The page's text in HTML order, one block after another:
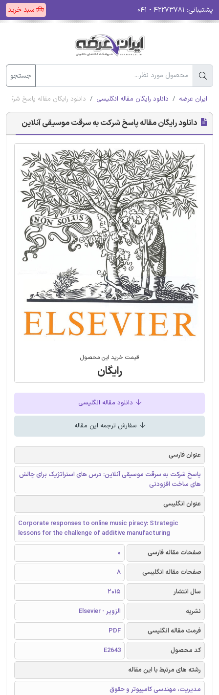
پشتیبانی: سبد خرید
جستجو
ایران عرضه دانلود رایگان مقاله انگلیسی دانلود رایگان مقاله پاسخ
دانلود رایگان مقاله پاسخ شرکت به سرقت موسیقی آنلاین
قیمت خرید این محصول
رایگان
دانلود مقاله انگلیسی
سفارش ترجمه این مقاله
عنوان فارسی
پاسخ شرکت به سرقت موسیقی آنلاین: درس های استراتژیک برای چالش
های ساخت افزودنی
عنوان انگلیسی
Corporate responses to online music piracy: Strategic
lessons for the challenge of additive manufacturing
صفحات مقاله فارسی
0
صفحات مقاله انگلیسی
8
سال انتشار
2015
نشریه
الزویر - Elsevier
فرمت مقاله انگلیسی
PDF
کد محصول
E2643
رشته های مرتبط با این مقاله
مدیریت، مهندسی کامپیوتر و حقوق